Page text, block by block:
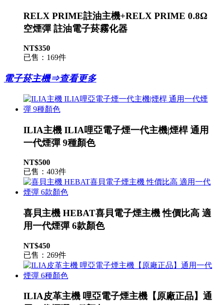
RELX PRIME註油主機+RELX PRIME 0.8Ω
空煙彈 註油電子菸霧化器
NT$350
已售：169件
電子菸主機⇒查看更多
ILIA主機 ILIA哩亞電子煙一代主機|煙桿 通用
一代煙彈 9種顏色
NT$500
已售：403件
喜貝主機 HEBAT喜貝電子煙主機 性價比高 適
用一代煙彈 6款顏色
NT$450
已售：269件
ILIA皮革主機 哩亞電子煙主機【原廠正品】通